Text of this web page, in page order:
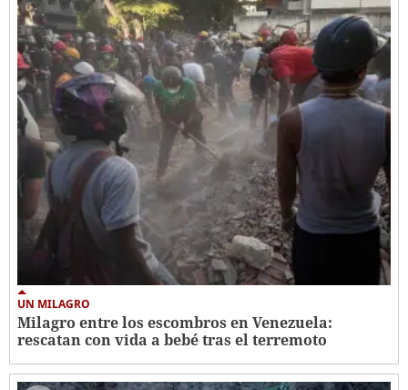
UN MILAGRO
Milagro entre los escombros en Venezuela:
rescatan con vida a bebé tras el terremoto